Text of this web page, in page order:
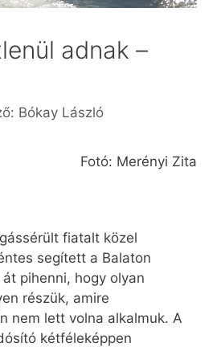
adnak –
Bókay László
Fotó: Merényi Zita
fiatalt közel
segített a Balaton
pihenni, hogy olyan
részük, amire
nem lett volna alkalmuk. A
kétféleképpen